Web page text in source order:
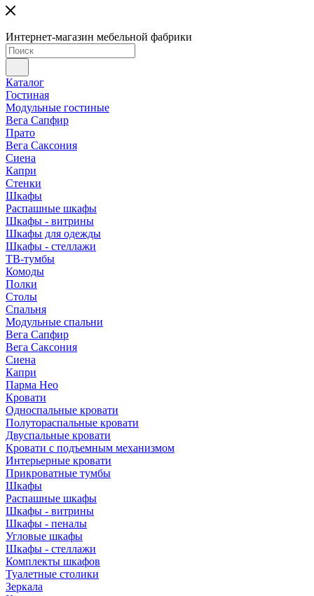
Интернет-магазин мебельной фабрики
Каталог
Гостиная
Модульные гостиные
Вега Сапфир
Прато
Вега Саксония
Сиена
Капри
Стенки
Шкафы
Распашные шкафы
Шкафы - витрины
Шкафы для одежды
Шкафы - стеллажи
ТВ-тумбы
Комоды
Полки
Столы
Спальня
Модульные спальни
Вега Сапфир
Вега Саксония
Сиена
Капри
Парма Нео
Кровати
Односпальные кровати
Полутораспальные кровати
Двуспальные кровати
Кровати с подъемным механизмом
Интерьерные кровати
Прикроватные тумбы
Шкафы
Распашные шкафы
Шкафы - витрины
Шкафы - пеналы
Угловые шкафы
Шкафы - стеллажи
Комплекты шкафов
Туалетные столики
Зеркала